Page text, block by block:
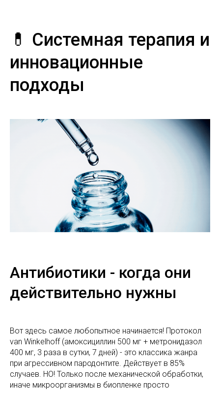
💊 Системная терапия и
инновационные
подходы
Антибиотики - когда они
действительно нужны
Вот здесь самое любопытное начинается! Протокол
van Winkelhoff (амоксициллин 500 мг + метронидазол
400 мг, 3 раза в сутки, 7 дней) - это классика жанра
при агрессивном пародонтите. Действует в 85%
случаев. НО! Только после механической обработки,
иначе микроорганизмы в биопленке просто